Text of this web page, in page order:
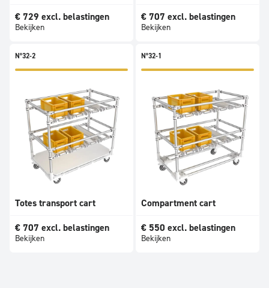
€ 729 excl. belastingen
Bekijken
€ 707 excl. belastingen
Bekijken
N°32-2
Totes transport cart
€ 707 excl. belastingen
Bekijken
N°32-1
Compartment cart
€ 550 excl. belastingen
Bekijken